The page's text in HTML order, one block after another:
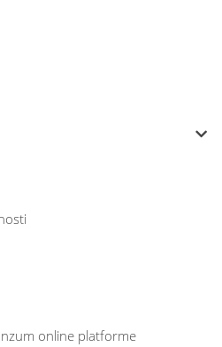
online platforme